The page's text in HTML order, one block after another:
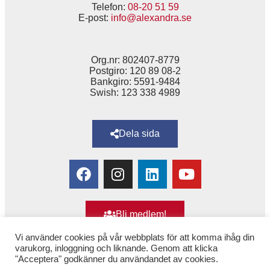
Telefon: 08-20 51 59
E-post: info@alexandra.se
Org.nr: 802407-8779
Postgiro: 120 89 08-2
Bankgiro: 5591-9484
Swish: 123 338 4989
Dela sida
Bli medlem!
Vi använder cookies på vår webbplats för att komma ihåg din
varukorg, inloggning och liknande. Genom att klicka
"Acceptera" godkänner du användandet av cookies.